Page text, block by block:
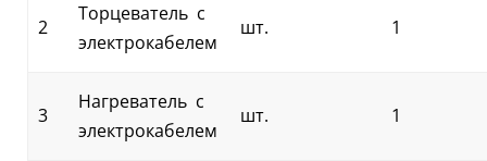
2
Торцеватель с
электрокабелем
шт. 1
3
Нагреватель с
электрокабелем
шт. 1